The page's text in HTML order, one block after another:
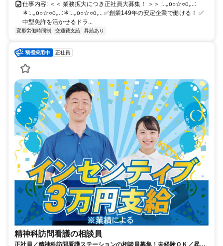
仕事内容: ＜＜ 業務拡大につき正社員大募集！ ＞＞ :..｡o○☆○o｡..:
＊:..｡o○☆○o｡..:＊:..｡o○☆○o｡.. ✅創業149年の安定企業で働ける！ ✅
中型免許を活かせるドラ...
変形労働時間制 交通費支給 昇給あり
正社員
精神科訪問看護の相談員
正社員／精神科訪問看護ステーションの相談員募集！未経験ＯＫ／昇